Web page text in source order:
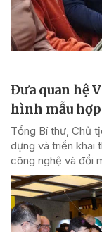
Đưa quan hệ
hình mẫu
Tổng Bí thư, Chủ
dựng và triển khai
công nghệ và đổi